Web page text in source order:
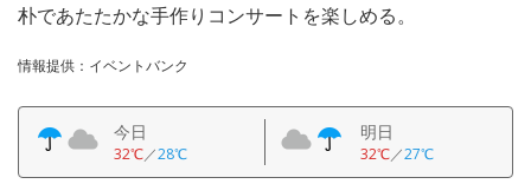
朴であたたかな手作りコンサートを楽しめる。
情報提供：イベントバンク
今日
32℃／28℃
明日
32℃／27℃